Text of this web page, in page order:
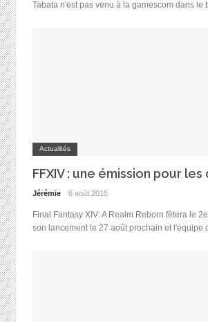
Tabata n'est pas venu à la gamescom dans le
Actualités
FFXIV : une émission pour les
Jérémie 6 août 2015
Final Fantasy XIV: A Realm Reborn fêtera le
son lancement le 27 août prochain et l'équipe